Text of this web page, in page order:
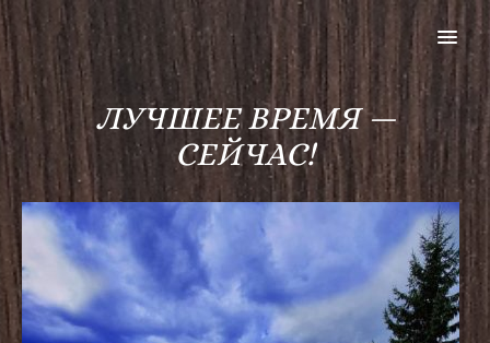
MENU
ЛУЧШЕЕ ВРЕМЯ —
СЕЙЧАС!